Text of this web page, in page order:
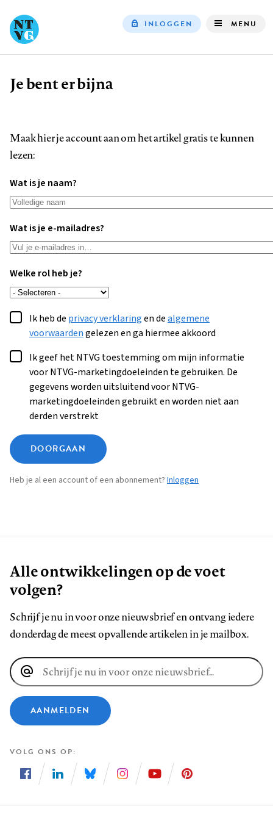
INLOGGEN MENU
Kruimelpad
Je bent er bijna
Maak hier je account aan om het artikel gratis te kunnen
lezen:
Wat is je naam?
Wat is je e-mailadres?
Welke rol heb je?
Ik heb de privacy verklaringen dealgemene
voorwaardengelezen en ga hiermee akkoord
Ik geef het NTVG toestemming om mijn informatie
voor NTVG-marketingdoeleinden te gebruiken. De
gegevens worden uitsluitend voor NTVG-
marketingdoeleinden gebruikt en worden niet aan
derden verstrekt
DOORGAAN
Heb je al een account of een abonnement? Inloggen
Alle ontwikkelingen op de voet
volgen?
Schrijf je nu in voor onze nieuwsbrief en ontvang iedere
donderdag de meest opvallende artikelen in je mailbox.
E-
mailadres
AANMELDEN
VOLG ONS OP
ons
ons
ons
ons
ons
ons